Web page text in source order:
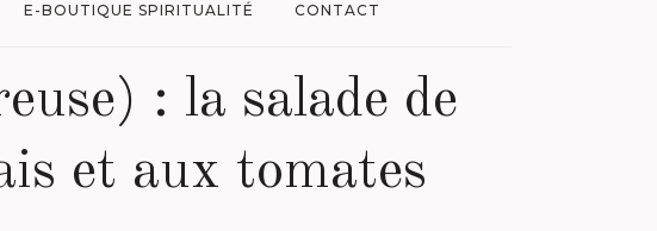
E-BOUTIQUE SPIRITUALITÉ CONTACT
: la salade de
et aux tomates